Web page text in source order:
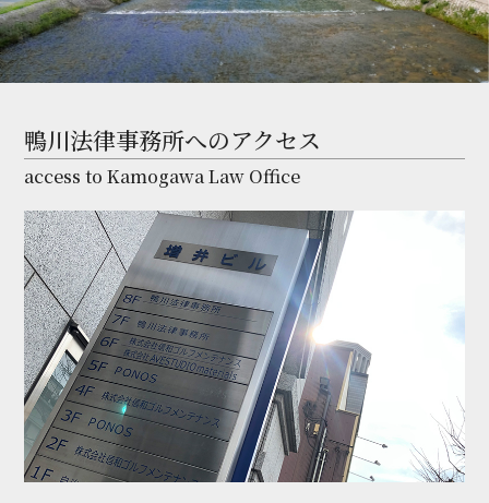
鴨川法律事務所へのアクセス
access to Kamogawa Law Office